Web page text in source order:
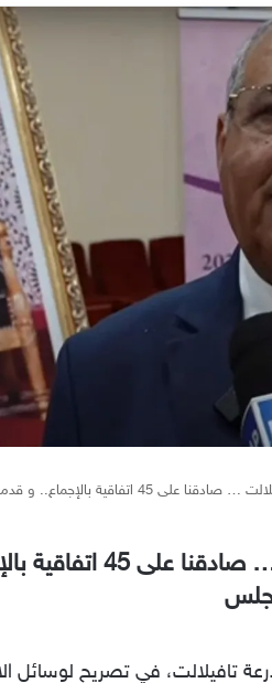
رئيس مجلس جهة درعة تافيلالت … صادقنا
رئيس مجلس جهة درعة
تافيلالت، في تصريح لوسائل